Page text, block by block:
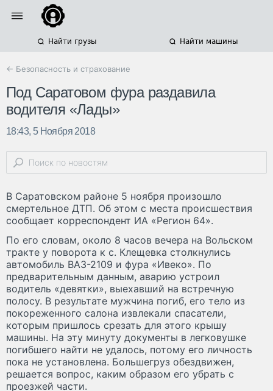
Найти грузы Найти машины
← Безопасность и страхование
Под Саратовом фура раздавила
водителя «Лады»
18:43, 5 Ноября 2018
В Саратовском районе 5 ноября произошло
смертельное ДТП. Об этом с места происшествия
сообщает корреспондент ИА «Регион 64».
По его словам, около 8 часов вечера на Вольском
тракте у поворота к с. Клещевка столкнулись
автомобиль ВАЗ-2109 и фура «Ивеко». По
предварительным данным, аварию устроил
водитель «девятки», выехавший на встречную
полосу. В результате мужчина погиб, его тело из
покореженного салона извлекали спасатели,
которым пришлось срезать для этого крышу
машины. На эту минуту документы в легковушке
погибшего найти не удалось, потому его личность
пока не установлена. Большегруз обездвижен,
решается вопрос, каким образом его убрать с
проезжей части.